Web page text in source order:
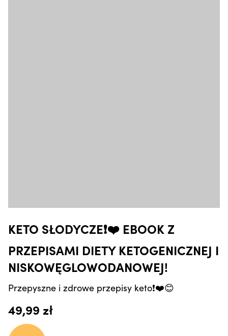
KETO SŁODYCZE❗️❤️ EBOOK Z
PRZEPISAMI DIETY KETOGENICZNEJ I
NISKOWĘGLOWODANOWEJ!
Przepyszne i zdrowe przepisy keto❗️❤️😊
49,99 zł